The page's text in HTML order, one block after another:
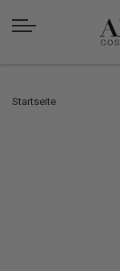
Startseite